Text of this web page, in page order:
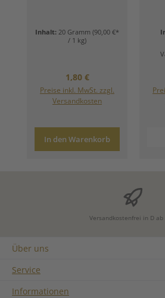
Inhalt: 20 Gramm (90,00 €*
/ 1 kg)
Regulärer Preis:
1,80 €
Preise inkl. MwSt. zzgl.
Versandkosten
In den Warenkorb
Versandkostenfrei in D ab
Über uns
Service
Informationen